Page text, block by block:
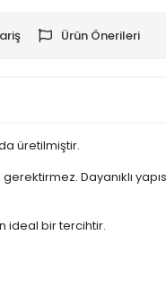
Ürün Önerileri
üretilmiştir.
Dayanıklı
ideal bir tercihtir.